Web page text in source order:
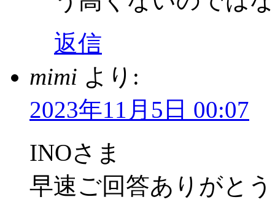
返信
mimi より:
2023年11月5日 00:07
INOさま
早速ご回答ありがと